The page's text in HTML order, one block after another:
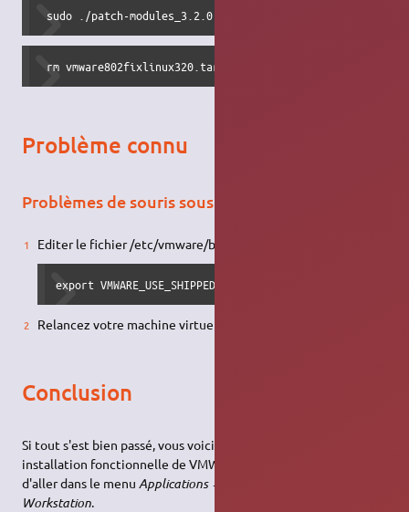
sudo ./patch-modules_3.2.0.sh
rm vmware802fixlinux320.tar.gz patch-modules_3.2.0.sh
Problème connu
Problèmes de souris sous l'hote
Editer le fichier /etc/vmware/bootstrap et y ajouter
export VMWARE_USE_SHIPPED_GTK=yes
Relancez votre machine virtuelle (
Conclusion
Si tout s'est bien passé, vous voici en possession d'une
installation fonctionnelle de VMWare. Pour l'utiliser, il suffit
d'aller dans le menu Applications → Outils Système → WMWare
Workstation